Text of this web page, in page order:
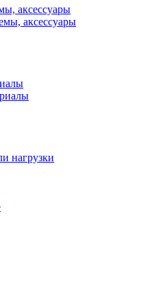
аксессуары